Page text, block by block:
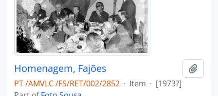
Homenagem, Fajões
PT /AMVLC /FS/RET/002/2852 · Item · [1973?]